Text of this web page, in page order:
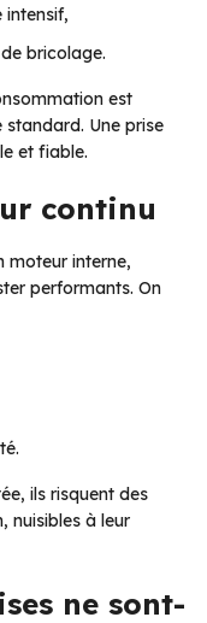
intensif,
bricolage.
est
Une prise
et fiable.
continu
moteur interne,
performants. On
ils risquent des
nuisibles à leur
ne sont-